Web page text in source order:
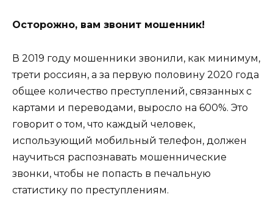
Осторожно, вам звонит мошенник!
В 2019 году мошенники звонили, как минимум,
трети россиян, а за первую половину 2020 года
общее количество преступлений, связанных с
картами и переводами, выросло на 600%. Это
говорит о том, что каждый человек,
использующий мобильный телефон, должен
научиться распознавать мошеннические
звонки, чтобы не попасть в печальную
статистику по преступлениям.